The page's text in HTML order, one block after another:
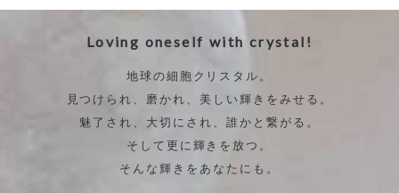
Loving oneself with crystal!
地球の細胞クリスタル。
見つけられ、磨かれ、美しい輝きをみせる。
魅了され、大切にされ、誰かと繋がる。
そして更に輝きを放つ。
そんな輝きをあなたにも。